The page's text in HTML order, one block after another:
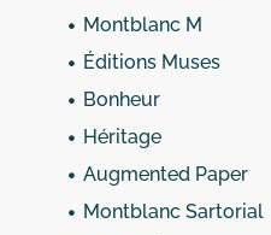
Montblanc M
Éditions Muses
Bonheur
Héritage
Augmented Paper
Montblanc Sartorial